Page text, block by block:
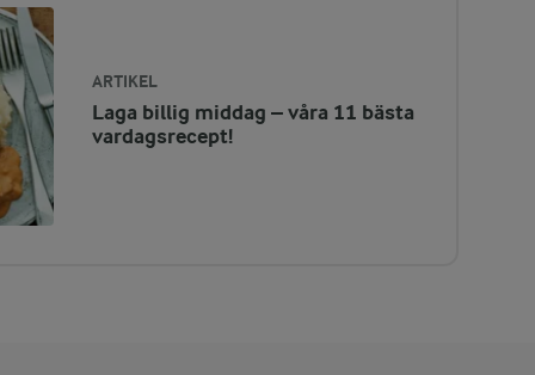
ARTIKEL
Laga billig middag – våra 11 bästa
vardagsrecept!